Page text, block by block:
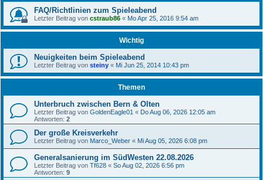
FAQ/Richtlinien zum Spieleabend
Letzter Beitrag von cstraub86 « Mo Apr 25, 2016 9:54 am
Wichtig
Neuigkeiten beim Spieleabend
Letzter Beitrag von steiny « Mi Jun 25, 2014 10:43 pm
Themen
Unterbruch zwischen Bern & Olten
Letzter Beitrag von GoldenEagle01 « Do Aug 06, 2026 12:05 am
Antworten: 2
Der große Kreisverkehr
Letzter Beitrag von Marco_Weber « Mi Aug 05, 2026 6:08 pm
Generalsanierung im SüdWesten 22.08.2026
Letzter Beitrag von Tf628 « So Aug 02, 2026 6:56 pm
Antworten: 9